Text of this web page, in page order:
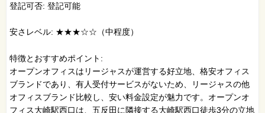
登記可否: 登記可能
安さレベル: ★★★☆☆（中程度）
特徴とおすすめポイント:
オープンオフィスはリージャスが運営する好立地、格安オフィス
ブランドであり、有人受付サービスがないため、リージャスの他
オフィスブランド比較し、安い料金設定が魅力です。オープンオ
フィス大崎駅西口は、五反田に隣接する大崎駅西口徒歩3分の立地